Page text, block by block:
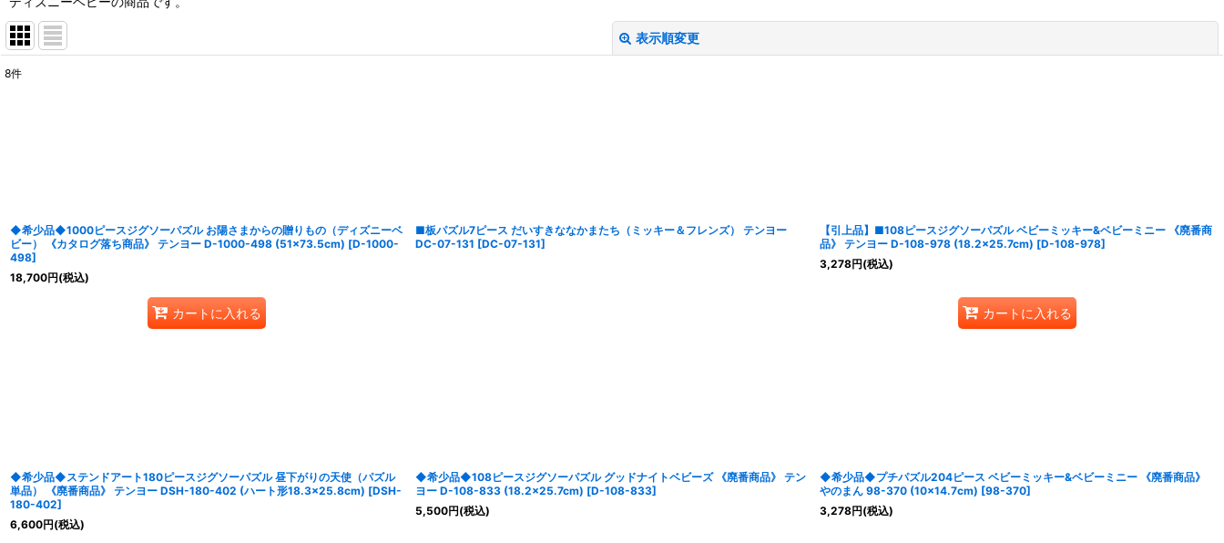
表示順変更
8件
◆希少品◆1000ピースジグソーパズル お陽さまからの贈りもの（ディズニーベ
ビー） 《カタログ落ち商品》 テンヨー D-1000-498 (51×73.5cm) [D-1000-
498]
18,700円(税込)
カートに入れる
■板パズル7ピース だいすきななかまたち（ミッキー＆フレンズ） テンヨー
DC-07-131 [DC-07-131]
【引上品】■108ピースジグソーパズル ベビーミッキー&ベビーミニー 《廃番商
品》 テンヨー D-108-978 (18.2×25.7cm) [D-108-978]
3,278円(税込)
カートに入れる
◆希少品◆ステンドアート180ピースジグソーパズル 昼下がりの天使（パズル
単品） 《廃番商品》 テンヨー DSH-180-402 (ハート形18.3×25.8cm) [DSH-
180-402]
6,600円(税込)
◆希少品◆108ピースジグソーパズル グッドナイトベビーズ 《廃番商品》 テン
ヨー D-108-833 (18.2×25.7cm) [D-108-833]
5,500円(税込)
◆希少品◆プチパズル204ピース ベビーミッキー&ベビーミニー 《廃番商品》
やのまん 98-370 (10×14.7cm) [98-370]
3,278円(税込)